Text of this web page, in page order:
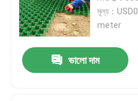
মূল্য：
meter
ভালো দাম